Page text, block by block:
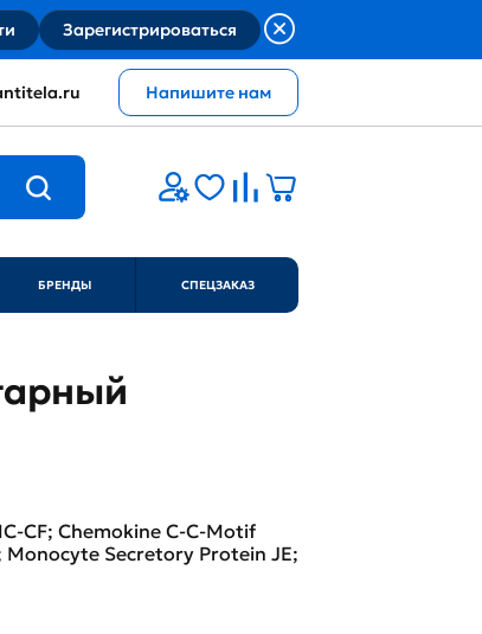
Зарегистрироваться
Напишите нам
БРЕНДЫ СПЕЦЗАКАЗ
CF; Chemokine C-C-Motif
Secretory Protein JE;